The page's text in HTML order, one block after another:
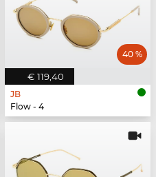
€ 119,40
40 %
JB
Flow - 4